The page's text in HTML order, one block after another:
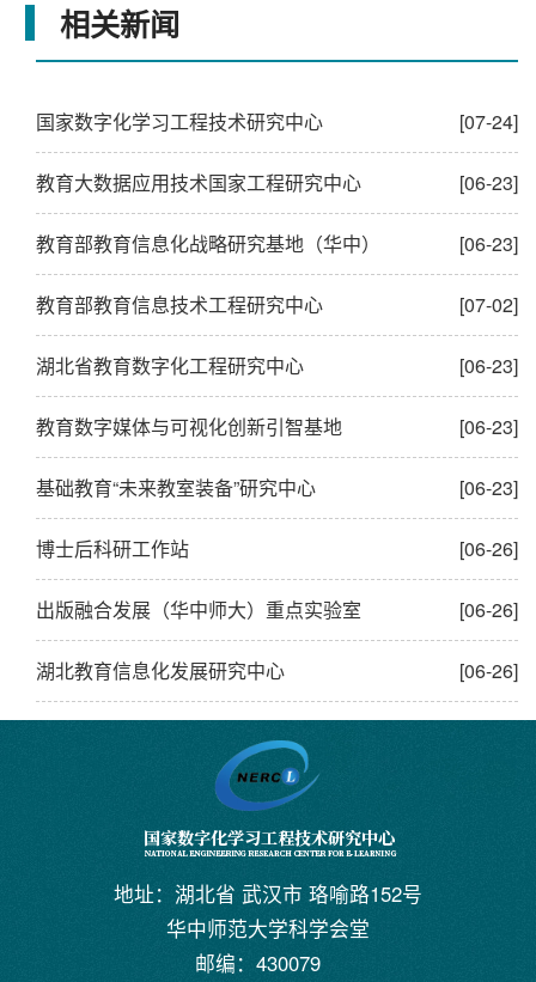
相关新闻
[07-24]
国家数字化学习工程技术研究中心
[06-23]
教育大数据应用技术国家工程研究中心
[06-23]
教育部教育信息化战略研究基地（华中）
[07-02]
教育部教育信息技术工程研究中心
[06-23]
湖北省教育数字化工程研究中心
[06-23]
教育数字媒体与可视化创新引智基地
[06-23]
基础教育“未来教室装备”研究中心
[06-26]
博士后科研工作站
[06-26]
出版融合发展（华中师大）重点实验室
[06-26]
湖北教育信息化发展研究中心
地址：湖北省 武汉市 珞喻路152号
华中师范大学科学会堂
邮编：430079